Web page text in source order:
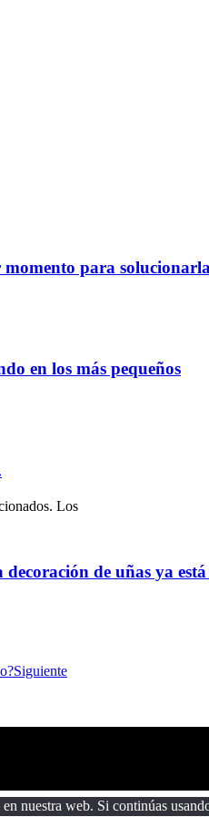
momento para
en los más pequeños
Los
de uñas ya está
Siguiente
nuestra web. Si continúas